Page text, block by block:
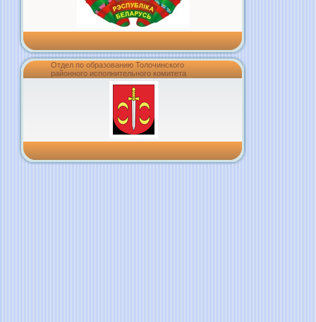
Отдел по образованию Толочинского
районного исполнительного комитета